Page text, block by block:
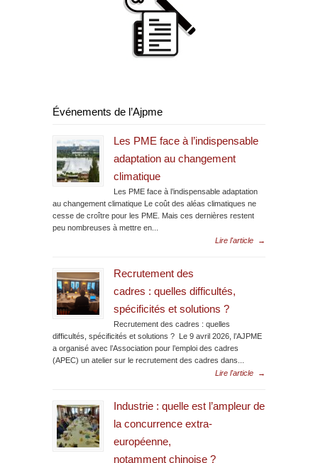
Événements de l’Ajpme
Les PME face à l’indispensable
adaptation au changement
climatique
Les PME face à l’indispensable adaptation
au changement climatique Le coût des aléas climatiques ne
cesse de croître pour les PME. Mais ces dernières restent
peu nombreuses à mettre en...
Lire l'article
→
Recrutement des
cadres : quelles difficultés,
spécificités et solutions ?
Recrutement des cadres : quelles
difficultés, spécificités et solutions ? Le 9 avril 2026, l’AJPME
a organisé avec l’Association pour l’emploi des cadres
(APEC) un atelier sur le recrutement des cadres dans...
Lire l'article
→
Industrie : quelle est l’ampleur de
la concurrence extra-
européenne,
notamment chinoise ?